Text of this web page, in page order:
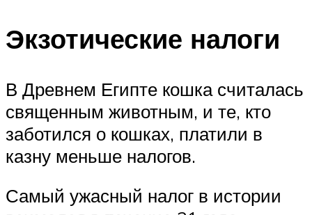
Экзотические налоги
В Древнем Египте кошка считалась
священным животным, и те, кто
заботился о кошках, платили в
казну меньше налогов.
Самый ужасный налог в истории